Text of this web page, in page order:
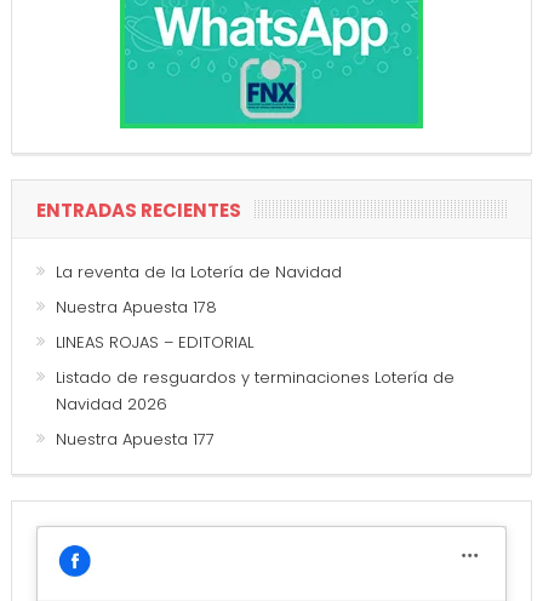
ENTRADAS RECIENTES
La reventa de la Lotería de Navidad
Nuestra Apuesta 178
LINEAS ROJAS – EDITORIAL
Listado de resguardos y terminaciones Lotería de
Navidad 2026
Nuestra Apuesta 177